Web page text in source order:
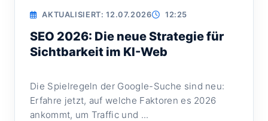
AKTUALISIERT: 12.07.2026 12:25
SEO 2026: Die neue Strategie für
Sichtbarkeit im KI-Web
Die Spielregeln der Google-Suche sind neu:
Erfahre jetzt, auf welche Faktoren es 2026
ankommt, um Traffic und ...